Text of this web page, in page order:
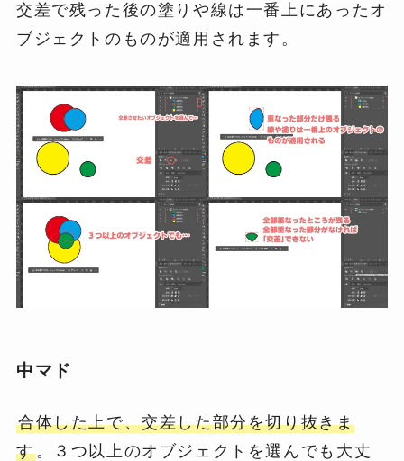
交差で残った後の塗りや線は一番上にあったオ
ブジェクトのものが適用されます。
中マド
合体した上で、交差した部分を切り抜きま
す。３つ以上のオブジェクトを選んでも大丈